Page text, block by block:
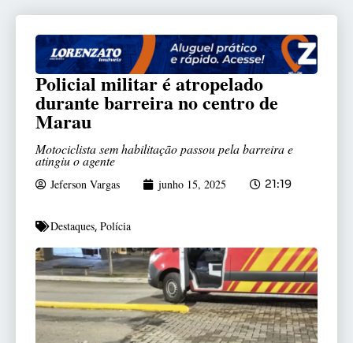
Policial militar é atropelado
durante barreira no centro de
Marau
Motociclista sem habilitação passou pela barreira e
atingiu o agente
Jeferson Vargas junho 15, 2025 21:19
Destaques, Polícia